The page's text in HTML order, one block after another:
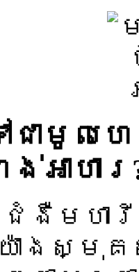
ាមូលហ
អាហារ
មហារី
ាងស្មុគ